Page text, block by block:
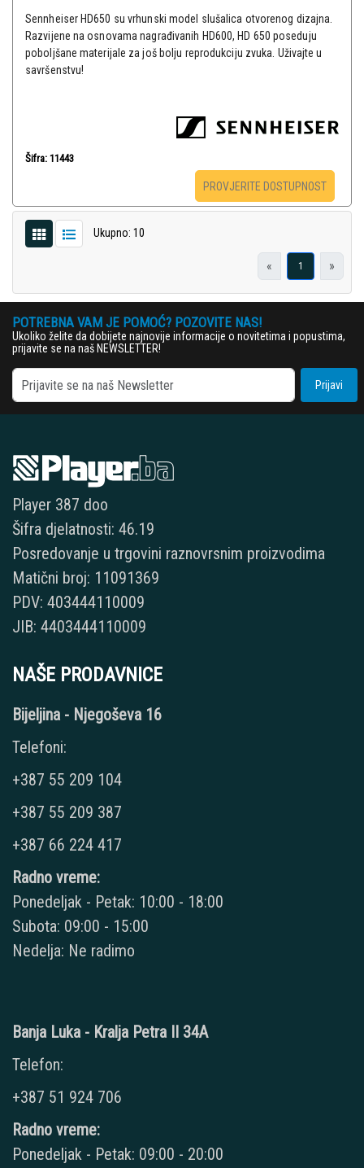
Sennheiser HD650 su vrhunski model slušalica otvorenog dizajna.
Razvijene na osnovama nagrađivanih HD600, HD 650 poseduju
poboljšane materijale za još bolju reprodukciju zvuka. Uživajte u
savršenstvu!
Šifra: 11443
PROVJERITE DOSTUPNOST
Ukupno: 10
« 1 »
POTREBNA VAM JE POMOĆ? POZOVITE NAS!
Ukoliko želite da dobijete najnovije informacije o novitetima i popustima,
prijavite se na naš NEWSLETTER!
Prijavi
Player 387 doo
Šifra djelatnosti: 46.19
Posredovanje u trgovini raznovrsnim proizvodima
Matični broj: 11091369
PDV: 403444110009
JIB: 4403444110009
NAŠE PRODAVNICE
Bijeljina - Njegoševa 16
Telefoni:
+387 55 209 104
+387 55 209 387
+387 66 224 417
Radno vreme:
Ponedeljak - Petak: 10:00 - 18:00
Subota: 09:00 - 15:00
Nedelja: Ne radimo
Banja Luka - Kralja Petra II 34A
Telefon:
+387 51 924 706
Radno vreme:
Ponedeljak - Petak: 09:00 - 20:00